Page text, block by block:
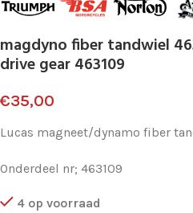
magdyno fiber tandwiel
drive gear 463109
€35,00
Lucas magneet/dynamo fiber
Onderdeel nr; 463109
4 op voorraad